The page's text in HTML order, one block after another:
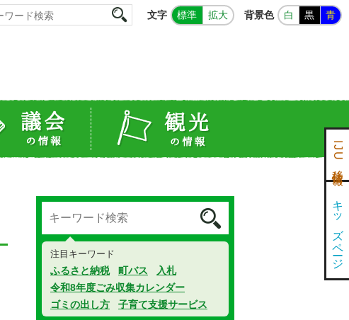
文字 標準 拡大 背景色 白 黒 青
注目キーワード
ふるさと納税 町バス
入札
令和8年度ごみ収集カレンダー
ゴミの出し方
子育て支援サービス
IJU移住情報
キッズページ